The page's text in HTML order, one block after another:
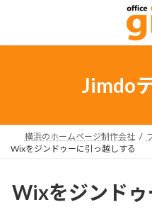
ン
ー
Jimdo
横浜のホームページ制作会社
Wixをジンドゥーに引っ越しする
Wixをジンドゥ